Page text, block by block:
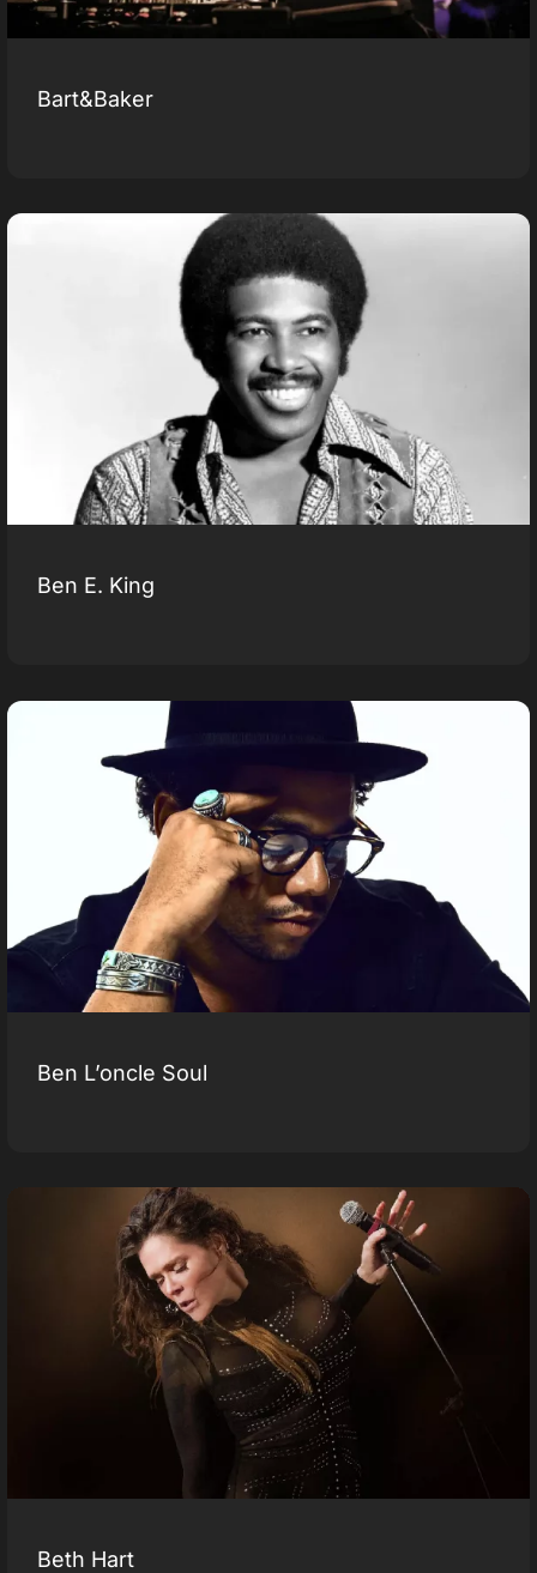
Bart&Baker
Ben E. King
Ben L’oncle Soul
Beth Hart